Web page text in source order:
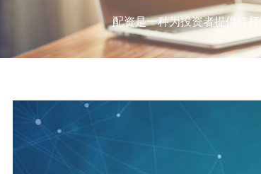
配资是一种为投资者提供杠